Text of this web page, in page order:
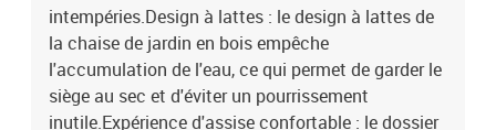
du canapé d'angle de jardin : 62 x 62 x 70,5 cm (l x P x
H)Dimensions du canapé central de jardin : 62 x 62 x 70,5 cm (l x P
x H)Dimensions du repose-pied de jardin : 62 x 62/63,5 x 32 cm (l x
P x H)Capacité de charge maximale (par siège) : 110 kgCoussin
:Couleur : grisMatériau de la housse : tissu OxfordMatériau de
rembourrage : coton PPDimensions du coussin de siège : 60 x 60 x
intempéries.Design à lattes : le design à lattes de
la chaise de jardin en bois empêche
l'accumulation de l'eau, ce qui permet de garder le
siège au sec et d'éviter un pourrissement
inutile.Expérience d'assise confortable : le dossier